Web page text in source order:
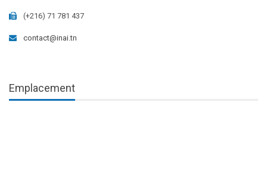
(+216) 71 781 437
contact@inai.tn
Emplacement